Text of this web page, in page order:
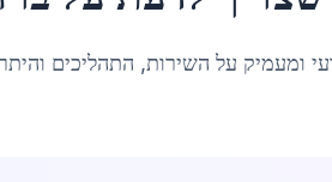
ומעמיק על השירות, התהליכים